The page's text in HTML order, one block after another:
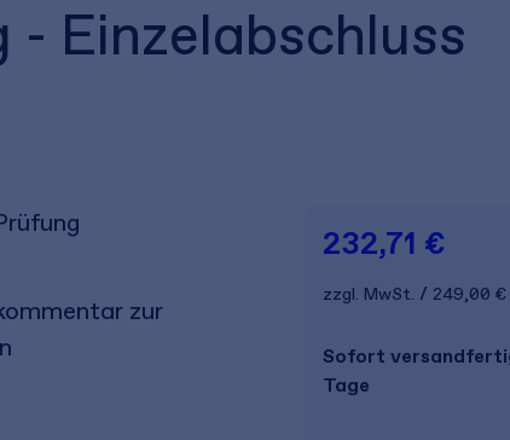
- Einzelabschluss
zur
232,71 €
zzgl. MwSt. 249,00 €
Sofort
Tage